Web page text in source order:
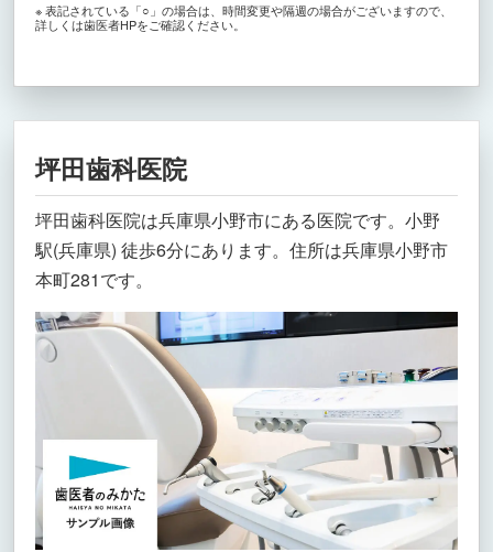
※ 表記されている「○」の場合は、時間変更や隔週の場合がございますので、
詳しくは歯医者HPをご確認ください。
坪田歯科医院
坪田歯科医院は兵庫県小野市にある医院です。小野
駅(兵庫県) 徒歩6分にあります。住所は兵庫県小野市
本町281です。